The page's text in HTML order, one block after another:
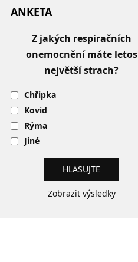
ANKETA
Z jakých respiračních
onemocnění máte letos
největší strach?
Chřipka
Kovid
Rýma
Jiné
Zobrazit výsledky